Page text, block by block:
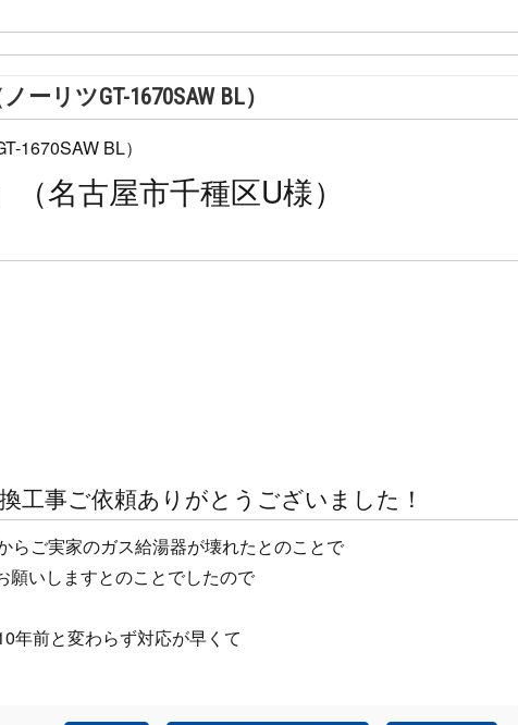
リツGT-1670SAW BL）
名古屋市千種区U様）
工事ご依頼ありがとうございました！
らご実家のガス給湯器が壊れたとのことで
願いしますとのことでしたので
年前と変わらず対応が早くて